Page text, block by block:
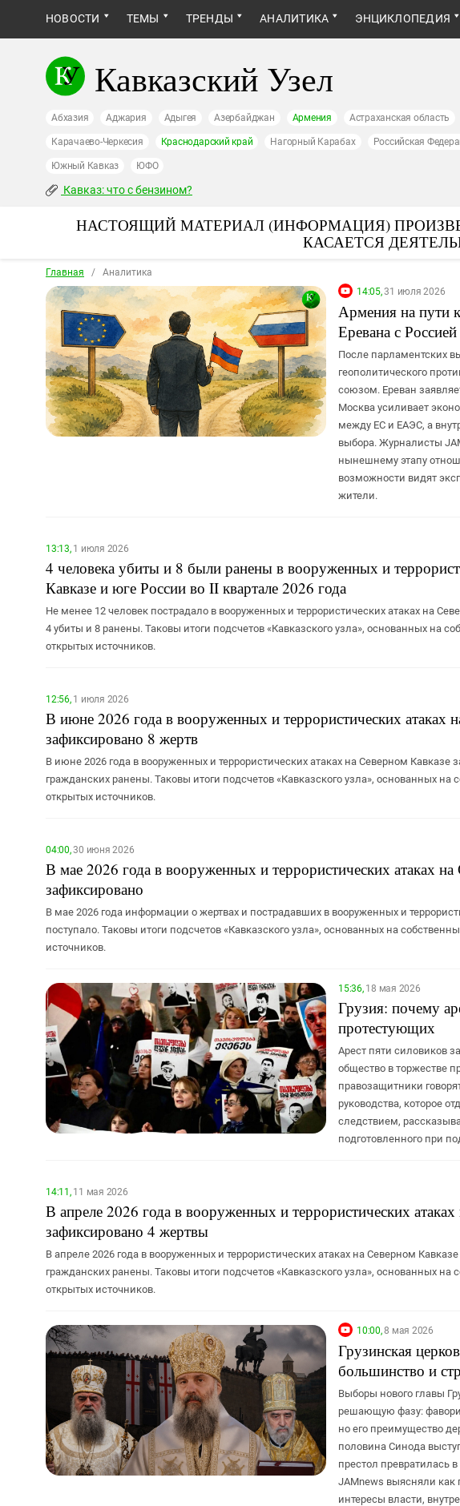
НОВОСТИ ТЕМЫ ТРЕНДЫ АНАЛИТИКА ЭНЦИКЛОПЕДИЯ
Кавказский Узел
Абхазия Аджария Адыгея Азербайджан Армения Астраханская область
Карачаево-Черкесия Краснодарский край Нагорный Карабах Российская
Южный Кавказ ЮФО
Кавказ: что с бензином?
НАСТОЯЩИЙ МАТЕРИАЛ (ИНФОРМАЦИЯ)
КАСАЕТСЯ
Главная / Аналитика
14:05,31 июля 2026
Армения на пути
Еревана с Россией
После парламентских
геополитического
союзом. Ереван
Москва усиливает
между ЕС и ЕАЭС, а
выбора. Журналисты
нынешнему этапу
возможности видят
жители.
13:13,1 июля 2026
4 человека убиты и 8 были ранены в вооруженных и
Кавказе и юге России во II квартале 2026 года
Не менее 12 человек пострадало в вооруженных и террористических атаках на
4 убиты и 8 ранены. Таковы итоги подсчетов «Кавказского узла», основанных на
открытых источников.
12:56,1 июля 2026
В июне 2026 года в вооруженных и террористических атаках
зафиксировано 8 жертв
В июне 2026 года в вооруженных и террористических атаках на Северном
гражданских ранены. Таковы итоги подсчетов «Кавказского узла», основанных
открытых источников.
04:00,30 июня 2026
В мае 2026 года в вооруженных и террористических атаках
зафиксировано
В мае 2026 года информации о жертвах и пострадавших в вооруженных и
поступало. Таковы итоги подсчетов «Кавказского узла», основанных на
источников.
15:36,18 мая 2026
Грузия: почему
протестующих
Арест пяти силовиков
общество в торжестве
правозащитники
руководства, которое
следствием,
подготовленного при
14:11,11 мая 2026
В апреле 2026 года в вооруженных и террористических
зафиксировано 4 жертвы
В апреле 2026 года в вооруженных и террористических атаках на Северном
гражданских ранены. Таковы итоги подсчетов «Кавказского узла», основанных
открытых источников.
10:00,8 мая 2026
Грузинская
большинство и
Выборы нового главы
решающую фазу:
но его преимущество
половина Синода
престол превратилась
JAMnews выясняли как
интересы власти,